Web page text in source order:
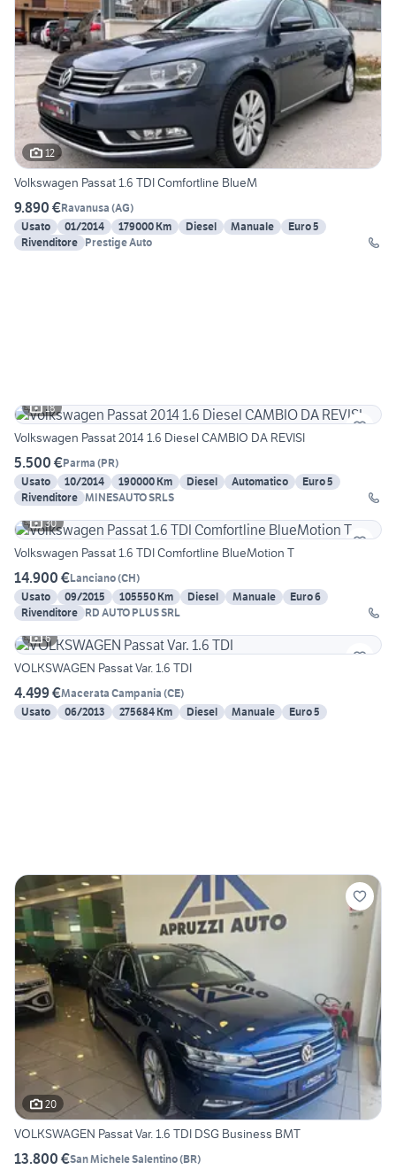
12
Volkswagen Passat 1.6 TDI Comfortline BlueM
9.890 €Ravanusa (AG)
Usato
01/2014 179000 Km Diesel Manuale
Euro 5
Rivenditore Prestige Auto
18
Volkswagen Passat 2014 1.6 Diesel CAMBIO DA REVISI
5.500 €Parma (PR)
Usato
10/2014 190000 Km Diesel Automatico
Euro 5
Rivenditore MINESAUTO SRLS
30
Volkswagen Passat 1.6 TDI Comfortline BlueMotion T
14.900 €Lanciano(CH)
Usato
09/2015 105550 Km Diesel Manuale
Euro 6
Rivenditore RD AUTO PLUS SRL
6
VOLKSWAGEN Passat Var. 1.6 TDI
4.499 €Macerata Campania (CE)
Usato
06/2013 275684 Km Diesel Manuale Euro 5
20
VOLKSWAGEN Passat Var. 1.6 TDI DSG Business BMT
13.800 €San Michele Salentino(BR)